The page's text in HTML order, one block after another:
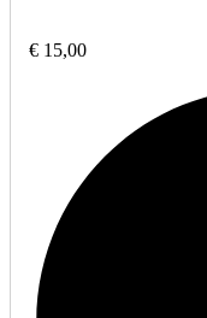
€ 15,00